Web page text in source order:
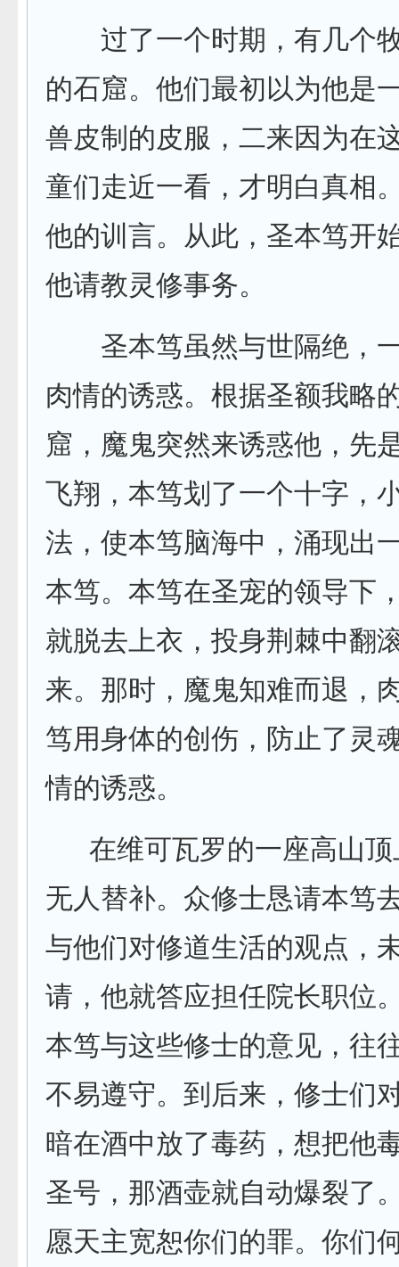
过了一个时期，有几个牧
的石窟。他们最初以为他是
兽皮制的皮服，二来因为在
童们走近一看，才明白真相
他的训言。从此，圣本笃开
他请教灵修事务。
圣本笃虽然与世隔绝，一
肉情的诱惑。根据圣额我略
窟，魔鬼突然来诱惑他，先
飞翔，本笃划了一个十字，
法，使本笃脑海中，涌现出
本笃。本笃在圣宠的领导下
就脱去上衣，投身荆棘中翻
来。那时，魔鬼知难而退，
笃用身体的创伤，防止了灵
情的诱惑。
在维可瓦罗的一座高山顶
无人替补。众修士恳请本笃
与他们对修道生活的观点，
请，他就答应担任院长职位
本笃与这些修士的意见，往
不易遵守。到后来，修士们
暗在酒中放了毒药，想把他
圣号，那酒壶就自动爆裂了
愿天主宽恕你们的罪。你们